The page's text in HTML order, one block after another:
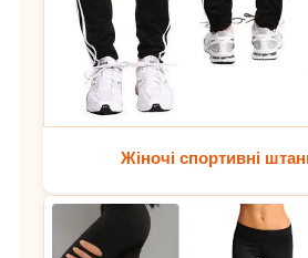
Жіночі спортивні